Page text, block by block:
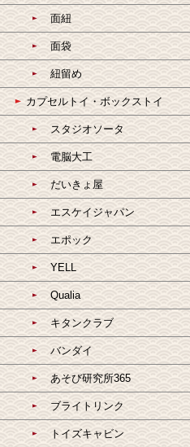
面紐
面袋
紐留め
カプセルトイ・ボックストイ
スタジオソータ
電脳大工
だいきょ屋
エスケイジャパン
エポック
YELL
Qualia
キタンクラブ
バンダイ
あそび研究所365
ブライトリンク
トイズキャビン